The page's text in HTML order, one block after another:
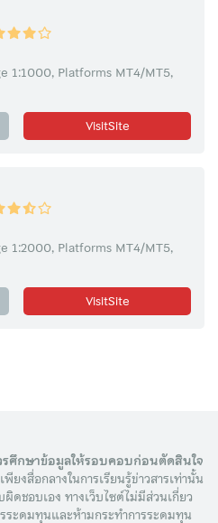
1:1000, Platforms MT4/MT5,
VisitSite
1:2000, Platforms MT4/MT5,
VisitSite
ศึกษาข้อมูลให้รอบคอบก่อนตัดสินใจ
ยงสื่อกลางในการเรียนรู้ข่าวสารเท่านั้น
ดชอบเอง ทางเว็บไซต์ไม่มีส่วนเกี่ยว
ระดมทุนและห้ามกระทำการระดมทุน